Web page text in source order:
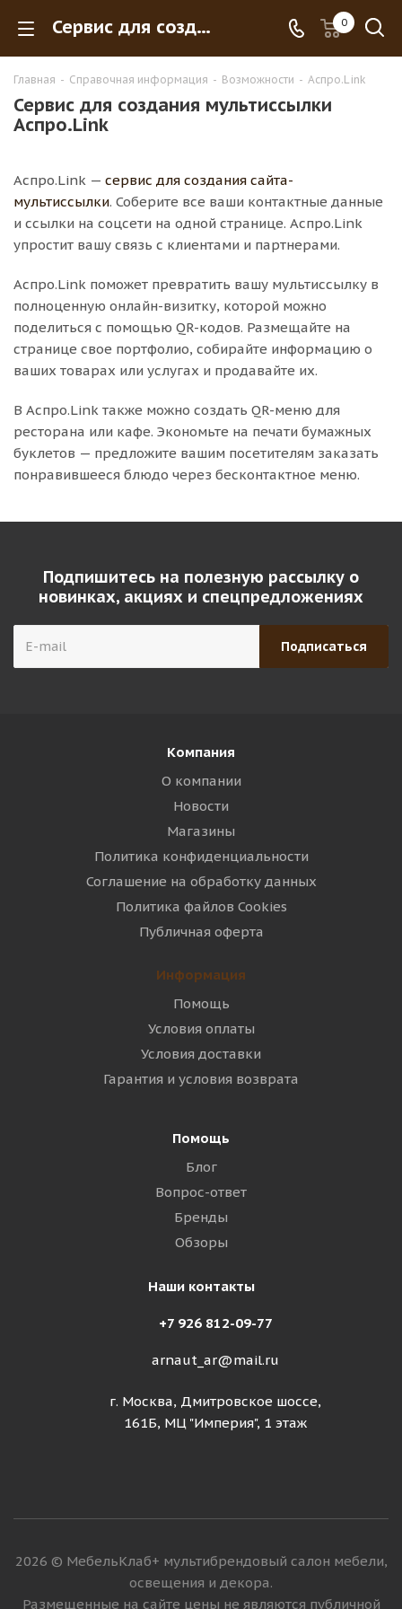
Сервис для создания мультиссылки Аспро.Link 0
Главная - Справочная информация - Возможности - Аспро.Link
Сервис для создания мультиссылки
Аспро.Link
Аспро.Link — сервис для создания сайта-
мультиссылки. Соберите все ваши контактные данные
и ссылки на соцсети на одной странице. Аспро.Link
упростит вашу связь с клиентами и партнерами.
Аспро.Link поможет превратить вашу мультиссылку в
полноценную онлайн-визитку, которой можно
поделиться с помощью QR-кодов. Размещайте на
странице свое портфолио, собирайте информацию о
ваших товарах или услугах и продавайте их.
В Аспро.Link также можно создать QR-меню для
ресторана или кафе. Экономьте на печати бумажных
буклетов — предложите вашим посетителям заказать
понравившееся блюдо через бесконтактное меню.
Подпишитесь на полезную рассылку о
новинках, акциях и спецпредложениях
Компания
О компании
Новости
Магазины
Политика конфиденциальности
Соглашение на обработку данных
Политика файлов Cookies
Публичная оферта
Информация
Помощь
Условия оплаты
Условия доставки
Гарантия и условия возврата
Помощь
Блог
Вопрос-ответ
Бренды
Обзоры
Наши контакты
+7 926 812-09-77
arnaut_ar@mail.ru
г. Москва, Дмитровское шоссе,
161Б, МЦ "Империя", 1 этаж
2026 © МебельКлаб+ мультибрендовый салон мебели,
освещения и декора.
Размещенные на сайте цены не являются публичной